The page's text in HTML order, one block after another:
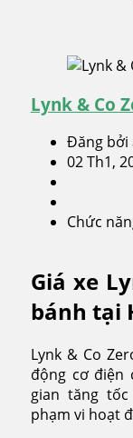
navigation
Lynk & Co
Đăng bởi
02 Th1,
Chức
Giá xe
bánh tại
Lynk & Co
động cơ điện
gian tăng
phạm vi hoạt